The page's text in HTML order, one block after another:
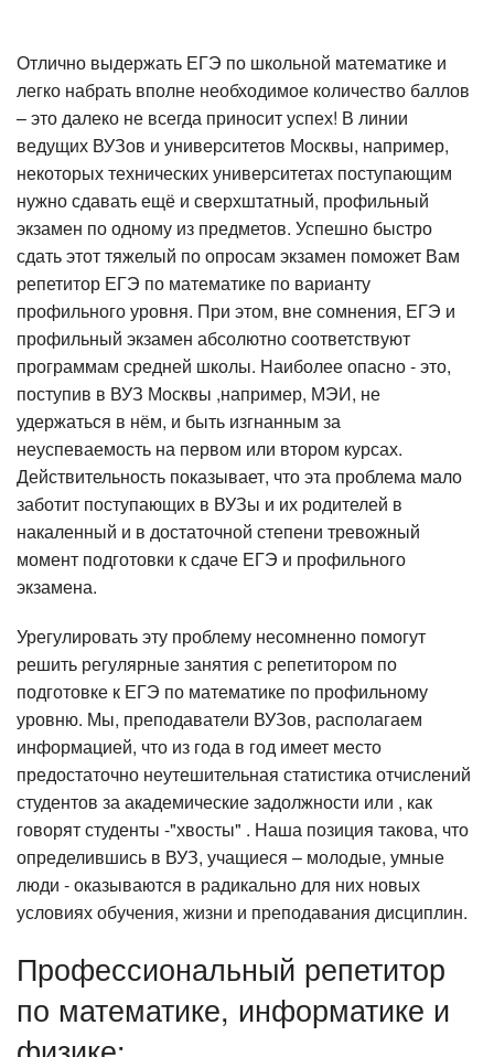
Отлично выдержать ЕГЭ по школьной математике и
легко набрать вполне необходимое количество баллов
– это далеко не всегда приносит успех! В линии
ведущих ВУЗов и университетов Москвы, например,
некоторых технических университетах поступающим
нужно сдавать ещё и сверхштатный, профильный
экзамен по одному из предметов. Успешно быстро
сдать этот тяжелый по опросам экзамен поможет Вам
репетитор ЕГЭ по математике по варианту
профильного уровня. При этом, вне сомнения, ЕГЭ и
профильный экзамен абсолютно соответствуют
программам средней школы. Наиболее опасно - это,
поступив в ВУЗ Москвы ,например, МЭИ, не
удержаться в нём, и быть изгнанным за
неуспеваемость на первом или втором курсах.
Действительность показывает, что эта проблема мало
заботит поступающих в ВУЗы и их родителей в
накаленный и в достаточной степени тревожный
момент подготовки к сдаче ЕГЭ и профильного
экзамена.
Урегулировать эту проблему несомненно помогут
решить регулярные занятия с репетитором по
подготовке к ЕГЭ по математике по профильному
уровню. Мы, преподаватели ВУЗов, располагаем
информацией, что из года в год имеет место
предостаточно неутешительная статистика отчислений
студентов за академические задолжности или , как
говорят студенты -"хвосты" . Наша позиция такова, что
определившись в ВУЗ, учащиеся – молодые, умные
люди - оказываются в радикально для них новых
условиях обучения, жизни и преподавания дисциплин.
Профессиональный репетитор
по математике, информатике и